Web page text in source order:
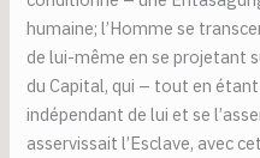
humaine; l’Homme se
de lui-même en se projetant
du Capital, qui – tout en
indépendant de lui et se
asservissait l’Esclave, avec